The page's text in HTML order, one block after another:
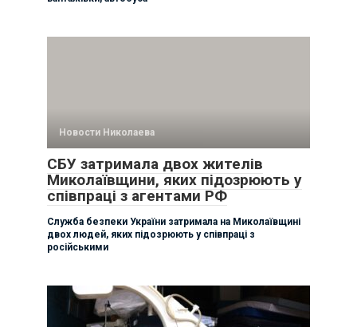
Новости Николаева
СБУ затримала двох жителів
Миколаївщини, яких підозрюють у
співпраці з агентами РФ
Служба безпеки України затримала на Миколаївщині
двох людей, яких підозрюють у співпраці з
російськими